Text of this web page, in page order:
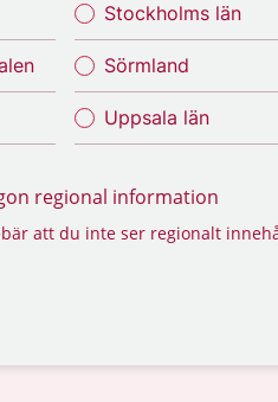
Stockholms län
Sörmland
Uppsala län
regional information
att du inte ser regionalt